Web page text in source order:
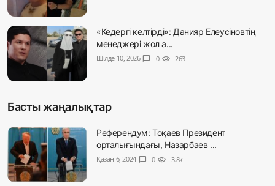
«Кедергі келтірді»: Данияр Елеусіновтің
менеджері жол а...
Шілде 10, 2026 chat_bubble 0 visibility 263
Басты жаңалықтар
Референдум: Тоқаев Президент
орталығындағы, Назарбаев ...
Қазан 6, 2024 chat_bubble 0 visibility 3.8k